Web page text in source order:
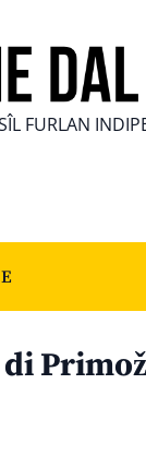
FURLAN
di